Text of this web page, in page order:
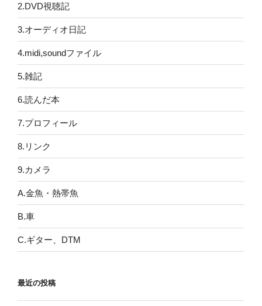
2.DVD視聴記
3.オーディオ日記
4.midi,soundファイル
5.雑記
6.読んだ本
7.プロフィール
8.リンク
9.カメラ
A.金魚・熱帯魚
B.車
C.ギター、DTM
最近の投稿